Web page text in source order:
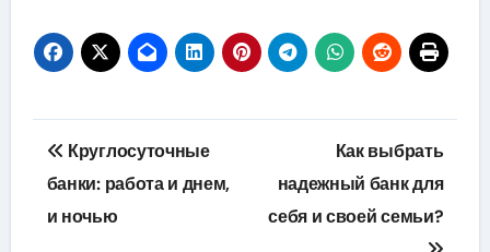
Навигация
по
записям
Круглосуточные
банки: работа и днем,
и ночью
Как выбрать
надежный банк для
себя и своей семьи?